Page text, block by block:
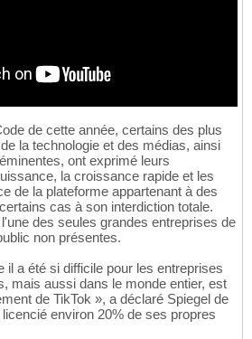
de cette année, certains des plus
la technologie et des médias, ainsi
ont exprimé leurs
la croissance rapide et les
de la plateforme appartenant à des
cas à son interdiction totale.
des seules grandes entreprises de
non présentes.
il a été si difficile pour les entreprises
mais aussi dans le monde entier, est
de TikTok », a déclaré Spiegel de
environ 20% de ses propres